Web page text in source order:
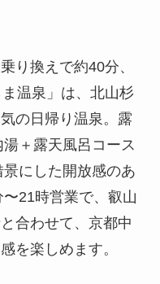
り換えで約40分、
温泉」は、北山杉
の日帰り温泉。露
＋露天風呂コース
にした開放感のあ
21時営業で、叡山
合わせて、京都中
を楽しめます。